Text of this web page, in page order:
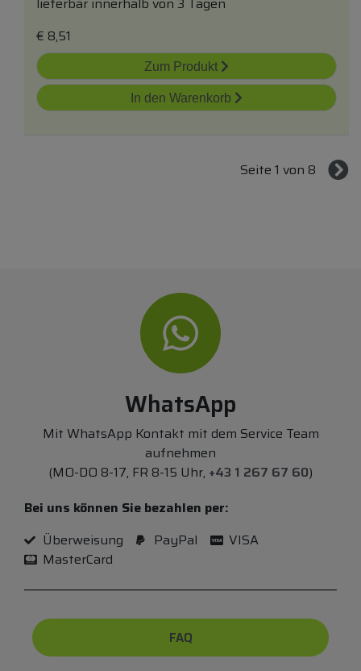
€ 8,51
Zum Produkt
In den Warenkorb
Seite 1 von 8
WhatsApp
Mit WhatsApp Kontakt mit dem Service Team
aufnehmen
(MO-DO 8-17, FR 8-15 Uhr, +43 1 267 67 60)
Bei uns können Sie bezahlen per:
Überweisung
PayPal
VISA
MasterCard
FAQ